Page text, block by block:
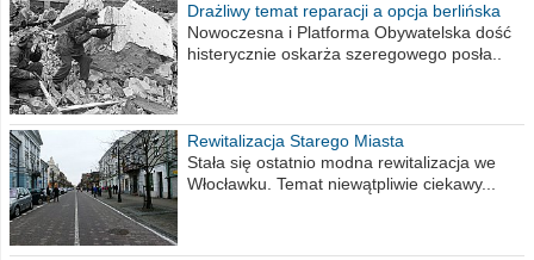
Drażliwy temat reparacji a opcja berlińska
Nowoczesna i Platforma Obywatelska dość
histerycznie oskarża szeregowego posła..
Rewitalizacja Starego Miasta
Stała się ostatnio modna rewitalizacja we
Włocławku. Temat niewątpliwie ciekawy...